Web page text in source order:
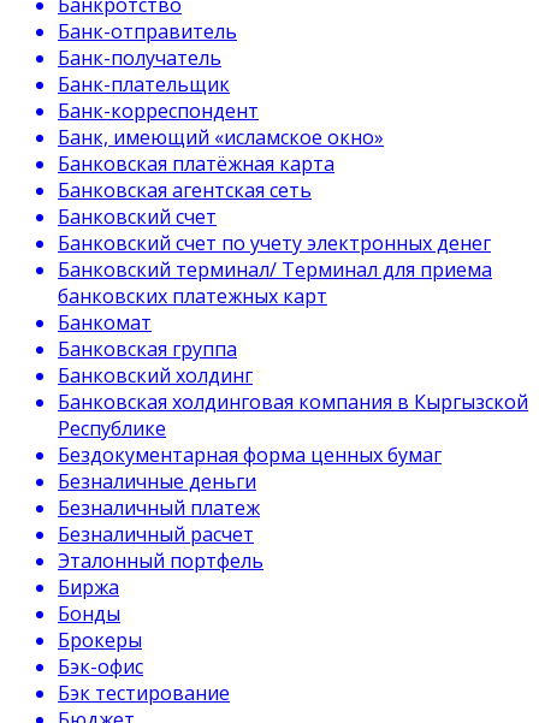
Банк-отправитель
Банк-получатель
Банк-плательщик
Банк-корреспондент
Банк, имеющий «исламское окно»
Банковская платёжная карта
Банковская агентская сеть
Банковский счет
Банковский счет по учету электронных денег
Банковский терминал/ Терминал для приема
банковских платежных карт
Банкомат
Банковская группа
Банковский холдинг
Банковская холдинговая компания в Кыргызской
Республике
Бездокументарная форма ценных бумаг
Безналичные деньги
Безналичный платеж
Безналичный расчет
Эталонный портфель
Биржа
Бонды
Брокеры
Бэк-офис
Бэк тестирование